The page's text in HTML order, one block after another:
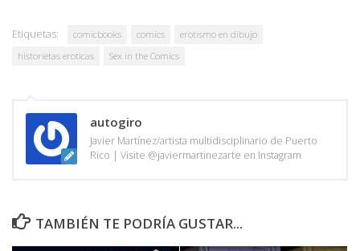
Etiquetas: comicbooks comics
erotismo en dibujo
historietas eroticas
Sex in the Comics
autogiro
Javier Martínez/artista multidisciplinario de Puerto
Rico | Visite @javiermartinezarte en Instagram
TAMBIÉN TE PODRÍA GUSTAR...